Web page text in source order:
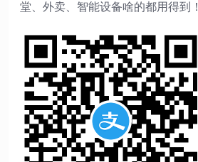
堂、外卖、智能设备啥的都用得到！